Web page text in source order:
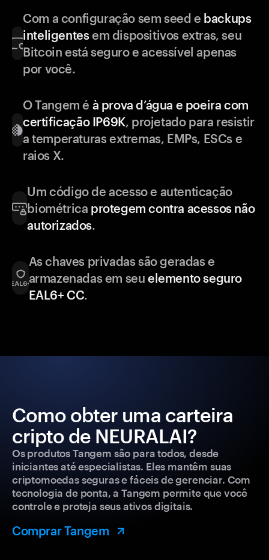
Com a configuração sem seed e backups
inteligentesem dispositivos extras, seu
Bitcoin está seguro e acessível apenas
por você.
O Tangem é à prova d’água e poeira com
certificação IP69K, projetado para resistir
a temperaturas extremas, EMPs, ESCs e
raios X.
Um código de acesso e autenticação
biométrica protegem contra acessos não
autorizados.
As chaves privadas são geradas e
armazenadas em seu elemento seguro
EAL6+ CC.
Como obter uma carteira
cripto de NEURALAI?
Os produtos Tangem são para todos, desde
iniciantes até especialistas. Eles mantêm suas
criptomoedas seguras e fáceis de gerenciar. Com
tecnologia de ponta, a Tangem permite que você
controle e proteja seus ativos digitais.
Comprar Tangem